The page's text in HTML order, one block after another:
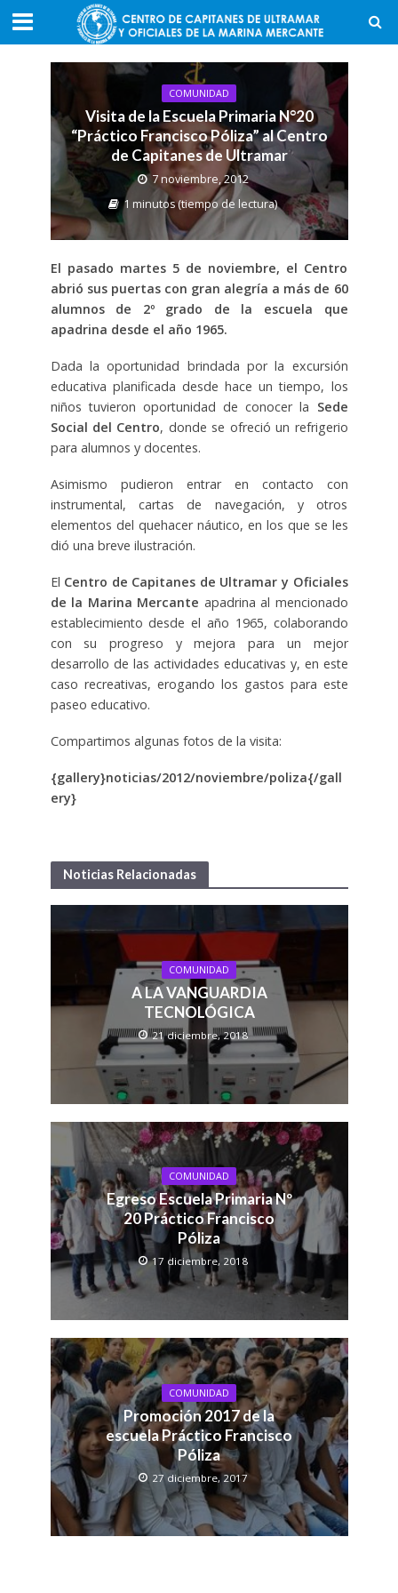
COMUNIDAD
Visita de la Escuela Primaria N°20
“Práctico Francisco Póliza” al Centro
de Capitanes de Ultramar
7 noviembre, 2012
1 minutos (tiempo de lectura)
El pasado martes 5 de noviembre, el Centro
abrió sus puertas con gran alegría a más de 60
alumnos de 2º grado de la escuela que
apadrina desde el año 1965.
Dada la oportunidad brindada por la excursión
educativa planificada desde hace un tiempo, los
niños tuvieron oportunidad de conocer la Sede
Social del Centro, donde se ofreció un refrigerio
para alumnos y docentes.
Asimismo pudieron entrar en contacto con
instrumental, cartas de navegación, y otros
elementos del quehacer náutico, en los que se les
dió una breve ilustración.
El Centro de Capitanes de Ultramar y Oficiales
de la Marina Mercante apadrina al mencionado
establecimiento desde el año 1965, colaborando
con su progreso y mejora para un mejor
desarrollo de las actividades educativas y, en este
caso recreativas, erogando los gastos para este
paseo educativo.
Compartimos algunas fotos de la visita:
{gallery}noticias/2012/noviembre/poliza{/gall
ery}
Noticias Relacionadas
COMUNIDAD
A LA VANGUARDIA
TECNOLÓGICA
21 diciembre, 2018
COMUNIDAD
Egreso Escuela Primaria Nº
20 Práctico Francisco
Póliza
17 diciembre, 2018
COMUNIDAD
Promoción 2017 de la
escuela Práctico Francisco
Póliza
27 diciembre, 2017